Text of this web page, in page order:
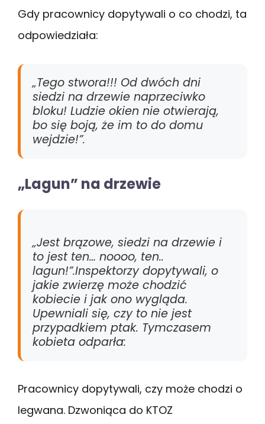
Gdy pracownicy dopytywali o co chodzi, ta
odpowiedziała:
„Tego stwora!!! Od dwóch dni
siedzi na drzewie naprzeciwko
bloku! Ludzie okien nie otwierają,
bo się boją, że im to do domu
wejdzie!”.
„Lagun” na drzewie
„Jest brązowe, siedzi na drzewie i
to jest ten… noooo, ten..
lagun!”.Inspektorzy dopytywali, o
jakie zwierzę może chodzić
kobiecie i jak ono wygląda.
Upewniali się, czy to nie jest
przypadkiem ptak. Tymczasem
kobieta odparła:
Pracownicy dopytywali, czy może chodzi o
legwana. Dzwoniąca do KTOZ